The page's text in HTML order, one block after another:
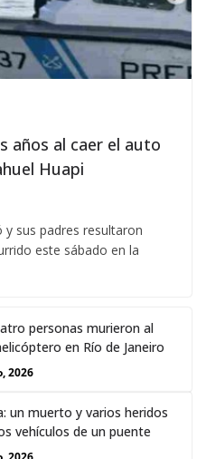
años al caer el auto
Huapi
sus padres resultaron
este sábado en la
personas murieron al
en Río de Janeiro
2026
un muerto y varios heridos
vehículos de un puente